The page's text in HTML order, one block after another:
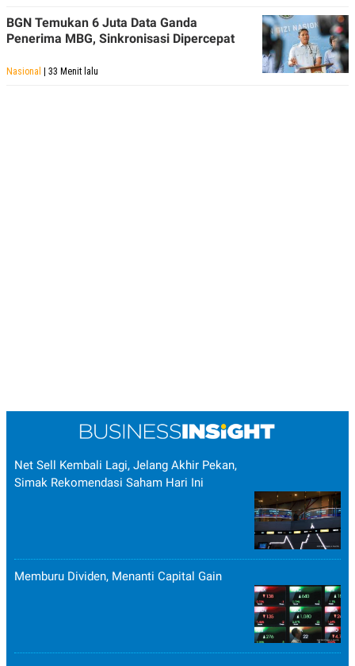
BGN Temukan 6 Juta Data Ganda
Penerima MBG, Sinkronisasi Dipercepat
Nasional | 33 Menit lalu
Net Sell Kembali Lagi, Jelang Akhir Pekan,
Simak Rekomendasi Saham Hari Ini
Memburu Dividen, Menanti Capital Gain